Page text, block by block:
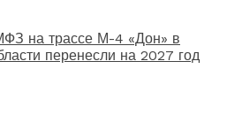
на трассе М-4 «Дон» в
перенесли на 2027 год